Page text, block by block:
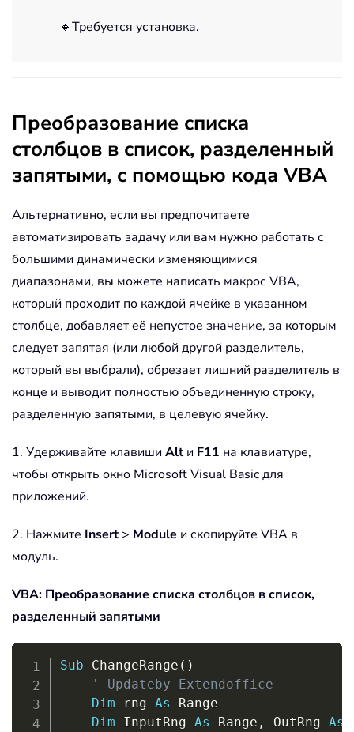
🔸Требуется установка.
Преобразование списка
столбцов в список, разделенный
запятыми, с помощью кода VBA
Альтернативно, если вы предпочитаете
автоматизировать задачу или вам нужно работать с
большими динамически изменяющимися
диапазонами, вы можете написать макрос VBA,
который проходит по каждой ячейке в указанном
столбце, добавляет её непустое значение, за которым
следует запятая (или любой другой разделитель,
который вы выбрали), обрезает лишний разделитель в
конце и выводит полностью объединенную строку,
разделенную запятыми, в целевую ячейку.
1. Удерживайте клавиши Altи F11 на клавиатуре,
чтобы открыть окно Microsoft Visual Basic для
приложений.
2. Нажмите Insert> Module и скопируйте VBA в
модуль.
VBA: Преобразование списка столбцов в список,
разделенный запятыми
Sub ChangeRange ( )
' Updateby Extendoffice
Dim rng As Range
Dim InputRng As Range , OutRng As